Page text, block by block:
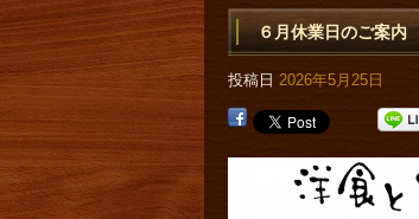
６月休業日のご案内
投稿日 2026年5月25日